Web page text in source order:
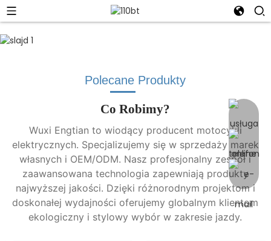
Polecane Produkty
Co Robimy?
Wuxi Engtian to wiodący producent motocykli
elektrycznych. Specjalizujemy się w sprzedaży marek
własnych i OEM/ODM. Nasz profesjonalny zespół i
zaawansowana technologia zapewniają produkty
najwyższej jakości. Dzięki różnorodnym projektom i
doskonałej wydajności oferujemy globalnym klientom
ekologiczny i stylowy wybór w zakresie jazdy.